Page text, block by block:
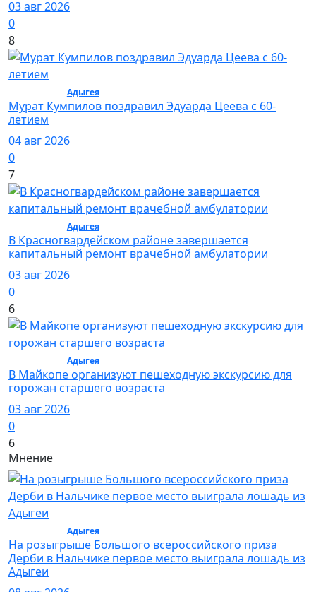
03 авг 2026
0
8
Адыгея/ Общество
Мурат Кумпилов поздравил Эдуарда Цеева с 60-
летием
04 авг 2026
0
7
Адыгея/ Общество
В Красногвардейском районе завершается
капитальный ремонт врачебной амбулатории
03 авг 2026
0
6
Адыгея/ Общество
В Майкопе организуют пешеходную экскурсию для
горожан старшего возраста
03 авг 2026
0
6
Мнение
Адыгея/ Общество
На розыгрыше Большого всероссийского приза
Дерби в Нальчике первое место выиграла лошадь из
Адыгеи